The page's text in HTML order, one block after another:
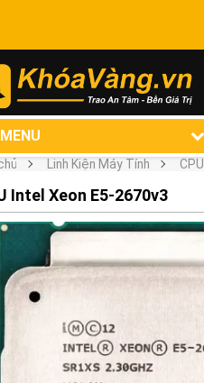
MENU
Linh Kiện Máy Tính CPU
Intel Xeon E5-2670v3